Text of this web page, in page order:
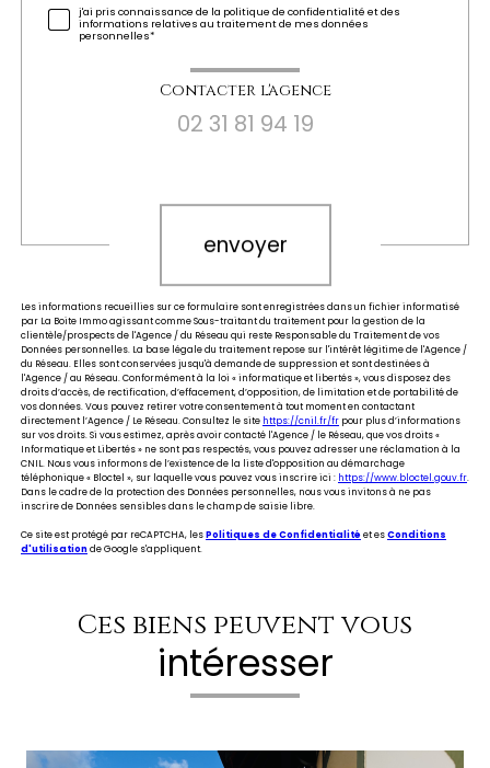
j'ai pris connaissance de la politique de confidentialité et des
informations relatives au traitement de mes données
personnelles*
Contacter l'agence
02 31 81 94 19
envoyer
Les informations recueillies sur ce formulaire sont enregistrées dans un fichier informatisé
par La Boite Immo agissant comme Sous-traitant du traitement pour la gestion de la
clientèle/prospects de l'Agence / du Réseau qui reste Responsable du Traitement de vos
Données personnelles. La base légale du traitement repose sur l'intérêt légitime de l'Agence /
du Réseau. Elles sont conservées jusqu'à demande de suppression et sont destinées à
l'Agence / au Réseau. Conformément à la loi « informatique et libertés », vous disposez des
droits d’accès, de rectification, d’effacement, d’opposition, de limitation et de portabilité de
vos données. Vous pouvez retirer votre consentement à tout moment en contactant
directement l’Agence / Le Réseau. Consultez le site https://cnil.fr/fr pour plus d’informations
sur vos droits. Si vous estimez, après avoir contacté l'Agence / le Réseau, que vos droits «
Informatique et Libertés » ne sont pas respectés, vous pouvez adresser une réclamation à la
CNIL. Nous vous informons de l’existence de la liste d'opposition au démarchage
téléphonique « Bloctel », sur laquelle vous pouvez vous inscrire ici : https://www.bloctel.gouv.fr.
Dans le cadre de la protection des Données personnelles, nous vous invitons à ne pas
inscrire de Données sensibles dans le champ de saisie libre.
Ce site est protégé par reCAPTCHA, lesPolitiques de Confidentialitéet esConditions
d'utilisationde Google s'appliquent.
Ces biens peuvent vous
intéresser